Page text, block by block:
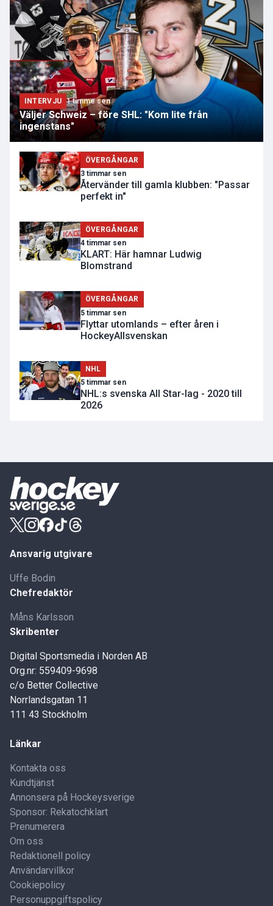
INTERVJU 1 timme sen
Väljer Schweiz – före SHL: "Kom lite från
ingenstans"
ÖVERGÅNGAR
3 timmar sen
Återvänder till gamla klubben: "Passar
perfekt in"
ÖVERGÅNGAR
4 timmar sen
KLART: Här hamnar Ludwig
Blomstrand
ÖVERGÅNGAR
5 timmar sen
Flyttar utomlands – efter åren i
HockeyAllsvenskan
NHL
5 timmar sen
NHL:s svenska All Star-lag - 2020 till
2026
Ansvarig utgivare
Uffe Bodin
Chefredaktör
Måns Karlsson
Skribenter
Digital Sportsmedia i Norden AB
Org.nr: 559409-9698
c/o Better Collective
Norrlandsgatan 11
111 43 Stockholm
Länkar
Kontakta oss
Kundtjänst
Annonsera på Hockeysverige
Sponsor: Rekatochklart
Prenumerera
Om oss
Redaktionell policy
Användarvillkor
Cookiepolicy
Personuppgiftspolicy